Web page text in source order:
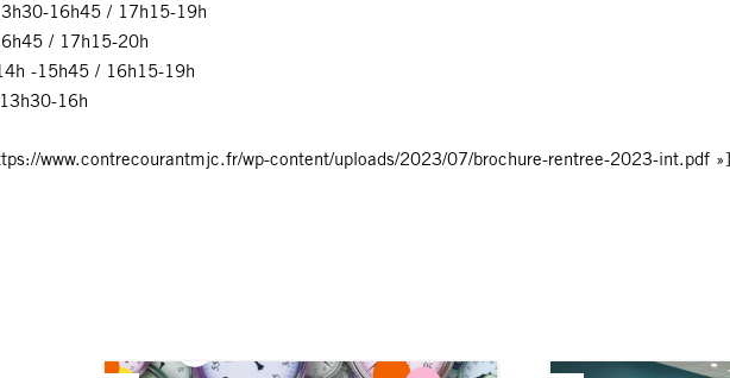
16h45 / 17h15-19h
/ 17h15-20h
-15h45 / 16h15-19h
16h
www.contrecourantmjc.fr/wp-content/uploads/2023/07/brochure-rentree-2023-int.pdf »]